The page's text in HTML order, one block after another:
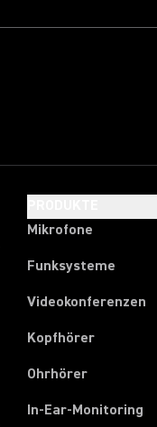
Mikrofone
Funksysteme
Videokonferenzen
Kopfhörer
Ohrhörer
In-Ear-Monitoring